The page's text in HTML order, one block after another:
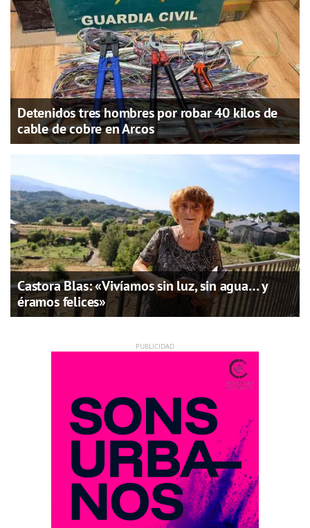
Detenidos tres hombres por robar 40 kilos de
cable de cobre en Arcos
Castora Blas: «Vivíamos sin luz, sin agua… y
éramos felices»